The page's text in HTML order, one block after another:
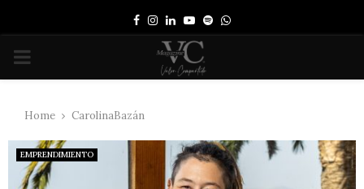
Facebook
Instagram
LinkedinYoutube
SpotifyWhatsapp
PRIMARY
Home CarolinaBazán
EMPRENDIMIENTO